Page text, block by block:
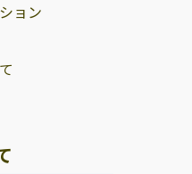
ョン